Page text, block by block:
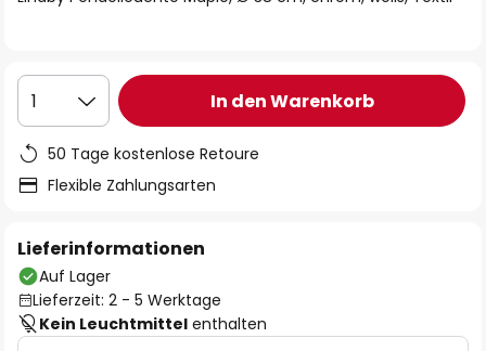
1 In den Warenkorb
50 Tage kostenlose Retoure
Flexible Zahlungsarten
Lieferinformationen
Auf Lager
Lieferzeit: 2 - 5 Werktage
Kein Leuchtmittel enthalten